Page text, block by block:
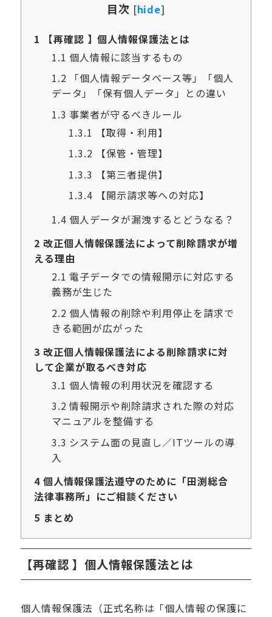
目次 [hide]
1 【再確認 】個人情報保護法とは
1.1 個人情報に該当するもの
1.2 「個人情報データベース等」「個人
データ」「保有個人データ」との違い
1.3 事業者が守るべきルール
1.3.1
【取得・利用】
1.3.2 【保管・管理】
1.3.3 【第三者提供】
1.3.4 【開示請求等への対応】
1.4 個人データが漏洩するとどうなる？
2 改正個人情報保護法によって削除請求が増
える理由
2.1 電子データでの情報開示に対応する
義務が生じた
2.2 個人情報の削除や利用停止を請求で
きる範囲が広がった
3 改正個人情報保護法による削除請求に対
して企業が取るべき対応
3.1 個人情報の利用状況を確認する
3.2 情報開示や削除請求された際の対応
マニュアルを整備する
3.3 システム面の見直し／ITツールの導
入
4個人情報保護法遵守のために「田渕総合
法律事務所」にご相談ください
5 まとめ
【再確認 】個人情報保護法とは
個人情報保護法（正式名称は「個人情報の保護に